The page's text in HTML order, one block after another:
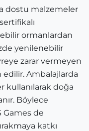
dostu malzemeler
ormanlardan
yenilenebilir
zarar vermeyen
Ambalajlarda
doğa
Böylece
Games de
katkı